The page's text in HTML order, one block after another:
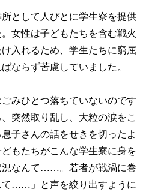
として人びとに学生寮を提供
女性は子どもたちを含む戦火
入れるため、学生たちに窮屈
ならず苦慮していました。
みひとつ落ちていないのです
突然取り乱し、大粒の涙をこ
子さんの話をせきを切ったよ
もたちがこんな学生寮に身を
況なんて……。若者が戦渦に巻
て……」と声を絞り出すように